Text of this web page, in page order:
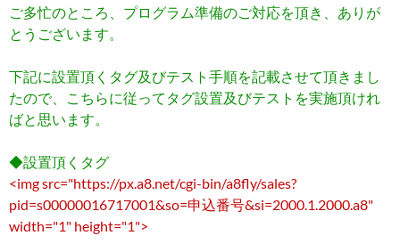
ご多忙のところ、プログラム準備のご対応を頂き、ありが
とうございます。
下記に設置頂くタグ及びテスト手順を記載させて頂きまし
たので、こちらに従ってタグ設置及びテストを実施頂けれ
ばと思います。
◆設置頂くタグ
<img src="https://px.a8.net/cgi-bin/a8fly/sales?
pid=s00000016717001&so=申込番号&si=2000.1.2000.a8"
width="1" height="1">